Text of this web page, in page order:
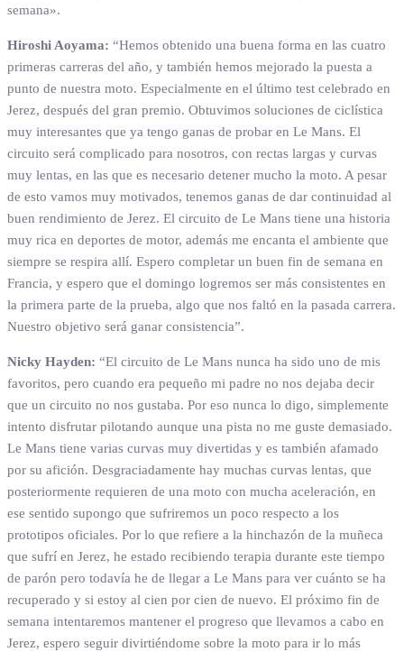
semana».
Hiroshi Aoyama: “Hemos obtenido una buena forma en las cuatro
primeras carreras del año, y también hemos mejorado la puesta a
punto de nuestra moto. Especialmente en el último test celebrado en
Jerez, después del gran premio. Obtuvimos soluciones de ciclística
muy interesantes que ya tengo ganas de probar en Le Mans. El
circuito será complicado para nosotros, con rectas largas y curvas
muy lentas, en las que es necesario detener mucho la moto. A pesar
de esto vamos muy motivados, tenemos ganas de dar continuidad al
buen rendimiento de Jerez. El circuito de Le Mans tiene una historia
muy rica en deportes de motor, además me encanta el ambiente que
siempre se respira allí. Espero completar un buen fin de semana en
Francia, y espero que el domingo logremos ser más consistentes en
la primera parte de la prueba, algo que nos faltó en la pasada carrera.
Nuestro objetivo será ganar consistencia”.
Nicky Hayden: “El circuito de Le Mans nunca ha sido uno de mis
favoritos, pero cuando era pequeño mi padre no nos dejaba decir
que un circuito no nos gustaba. Por eso nunca lo digo, simplemente
intento disfrutar pilotando aunque una pista no me guste demasiado.
Le Mans tiene varias curvas muy divertidas y es también afamado
por su afición. Desgraciadamente hay muchas curvas lentas, que
posteriormente requieren de una moto con mucha aceleración, en
ese sentido supongo que sufriremos un poco respecto a los
prototipos oficiales. Por lo que refiere a la hinchazón de la muñeca
que sufrí en Jerez, he estado recibiendo terapia durante este tiempo
de parón pero todavía he de llegar a Le Mans para ver cuánto se ha
recuperado y si estoy al cien por cien de nuevo. El próximo fin de
semana intentaremos mantener el progreso que llevamos a cabo en
Jerez, espero seguir divirtiéndome sobre la moto para ir lo más